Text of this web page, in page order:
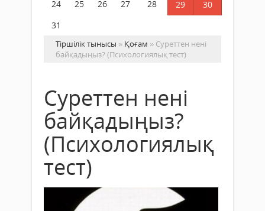
24
25 26 27 28 29
30
31
Тіршілік тынысы » Қоғам » Суреттен нені
байқадыңыз? (Психологиялық тест)
Суреттен нені
байқадыңыз?
(Психологиялық
тест)